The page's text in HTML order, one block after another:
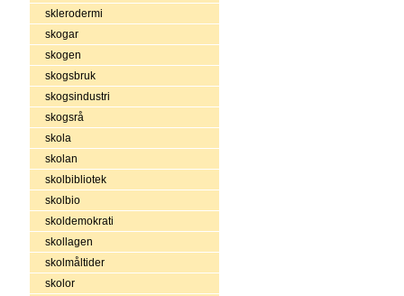
sklerodermi
skogar
skogen
skogsbruk
skogsindustri
skogsrå
skola
skolan
skolbibliotek
skolbio
skoldemokrati
skollagen
skolmåltider
skolor